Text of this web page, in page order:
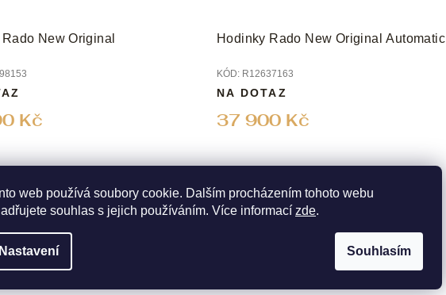
web používá soubory cookie. Dalším procházením tohoto webu
souhlas s jejich používáním. Více informací zde.
Nastavení Souhlasím
New Original
Kč
Hodinky Rado New Original Automatic
KÓD: R12637163
37 900 Kč
NA DOTAZ